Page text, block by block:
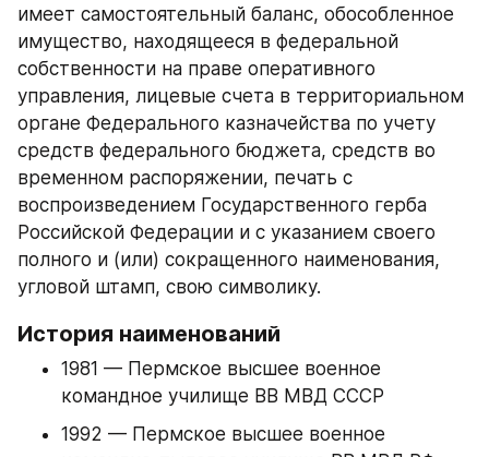
имеет самостоятельный баланс, обособленное
имущество, находящееся в федеральной
собственности на праве оперативного
управления, лицевые счета в территориальном
органе Федерального казначейства по учету
средств федерального бюджета, средств во
временном распоряжении, печать с
воспроизведением Государственного герба
Российской Федерации и с указанием своего
полного и (или) сокращенного наименования,
угловой штамп, свою символику.
История наименований
1981 — Пермское высшее военное
командное училище ВВ МВД СССР
1992 — Пермское высшее военное